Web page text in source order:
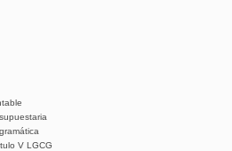
V LGCG